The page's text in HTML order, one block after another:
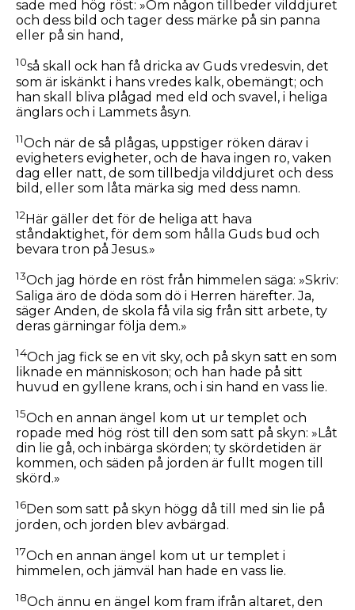
sade med hög röst: »Om någon tillbeder vilddjuret
och dess bild och tager dess märke på sin panna
eller på sin hand,
10så skall ock han få dricka av Guds vredesvin, det
som är iskänkt i hans vredes kalk, obemängt; och
han skall bliva plågad med eld och svavel, i heliga
änglars och i Lammets åsyn.
11Och när de så plågas, uppstiger röken därav i
evigheters evigheter, och de hava ingen ro, vaken
dag eller natt, de som tillbedja vilddjuret och dess
bild, eller som låta märka sig med dess namn.
12 Här gäller det för de heliga att hava
ståndaktighet, för dem som hålla Guds bud och
bevara tron på Jesus.»
13Och jag hörde en röst från himmelen säga: »Skriv:
Saliga äro de döda som dö i Herren härefter. Ja,
säger Anden, de skola få vila sig från sitt arbete, ty
deras gärningar följa dem.»
14Och jag fick se en vit sky, och på skyn satt en som
liknade en människoson; och han hade på sitt
huvud en gyllene krans, och i sin hand en vass lie.
15Och en annan ängel kom ut ur templet och
ropade med hög röst till den som satt på skyn: »Låt
din lie gå, och inbärga skörden; ty skördetiden är
kommen, och säden på jorden är fullt mogen till
skörd.»
16Den som satt på skyn högg då till med sin lie på
jorden, och jorden blev avbärgad.
17Och en annan ängel kom ut ur templet i
himmelen, och jämväl han hade en vass lie.
18Och ännu en ängel kom fram ifrån altaret, den